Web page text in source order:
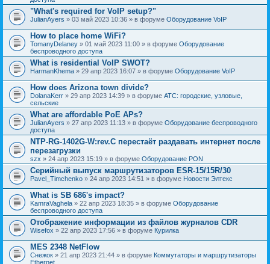
"What's required for VoIP setup?"
JulianAyers » 03 май 2023 10:36 » в форуме Оборудование VoIP
How to place home WiFi?
TomanyDelaney » 01 май 2023 11:00 » в форуме Оборудование
беспроводного доступа
What is residential VoIP SWOT?
HarmanKhema » 29 апр 2023 16:07 » в форуме Оборудование VoIP
How does Arizona town divide?
DolanaKerr » 29 апр 2023 14:39 » в форуме АТС: городские, узловые,
сельские
What are affordable PoE APs?
JulianAyers » 27 апр 2023 11:13 » в форуме Оборудование беспроводного
доступа
NTP-RG-1402G-W:rev.C перестаёт раздавать интернет после
перезагрузки
szx » 24 апр 2023 15:19 » в форуме Оборудование PON
Серийный выпуск маршрутизаторов ESR-15/15R/30
Pavel_Timchenko » 24 апр 2023 14:51 » в форуме Новости Элтекс
What is SB 686's impact?
KamraVaghela » 22 апр 2023 18:35 » в форуме Оборудование
беспроводного доступа
Отображение информации из файлов журналов CDR
Wisefox » 22 апр 2023 17:56 » в форуме Курилка
MES 2348 NetFlow
Снежок » 21 апр 2023 21:44 » в форуме Коммутаторы и маршрутизаторы
Ethernet